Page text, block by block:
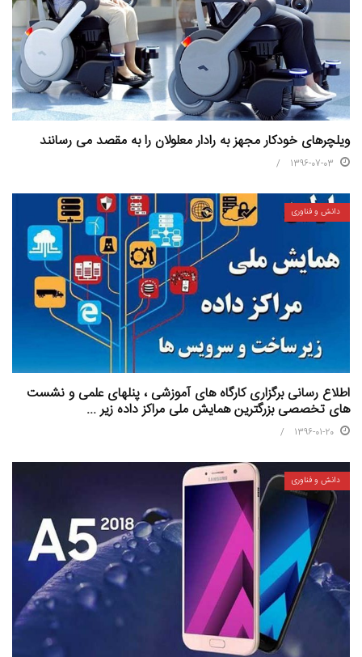
ویلچرهای خودکار مجهز به رادار معلولان را به مقصد می رسانند
1396-07-03
دانش و فناوری
اطلاع رسانی برگزاری کارگاه های آموزشی ، پنلهای علمی و نشست
های تخصصی بزرگترین همایش ملی مراکز داده زیر ...
1396-01-20
دانش و فناوری